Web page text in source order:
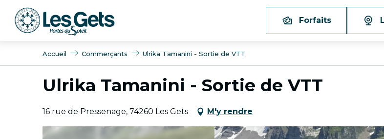
contenu
Forfaits
Accueil Commerçants Ulrika Tamanini - Sortie de VTT
Ulrika Tamanini - Sortie de VTT
16 rue de Pressenage, 74260 Les Gets M'y rendre